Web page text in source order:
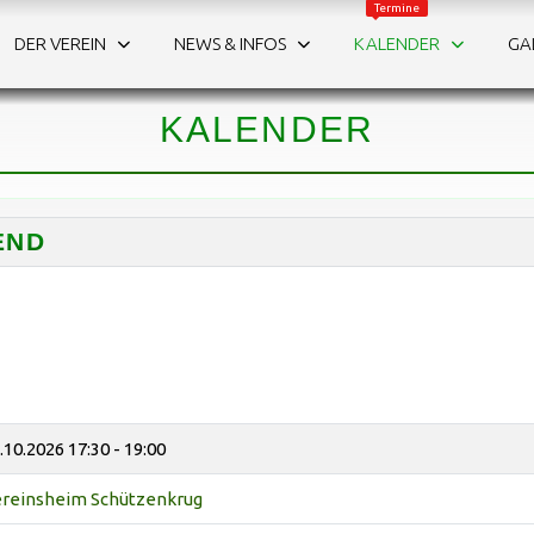
DER VEREIN NEWS & INFOS KALENDER
Termine
Die Termine auf einen Blick.
KALENDER
17:30 - 19:00
Schützenkrug